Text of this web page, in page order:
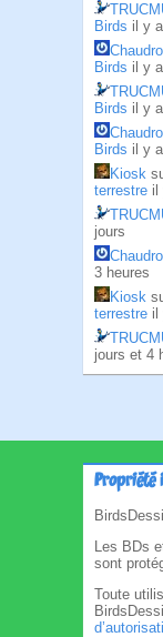
Birds il y
Birds il y
Birds il y
Birds il y
Kiosk
terrestre il
jours
3 heures
Kiosk
terrestre il
jours et 4
Propriété
Les BDs
sont
Toute